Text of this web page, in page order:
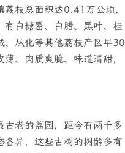
枝总面积达0.41万公顷，
白糖罂、白腊、黑叶、桂
、从化等其他荔枝产区早30
、肉质爽脆、味道清甜，
老的荔园，距今有两千多
各异，这些古树的树龄多有